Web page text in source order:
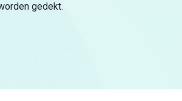
gedekt.